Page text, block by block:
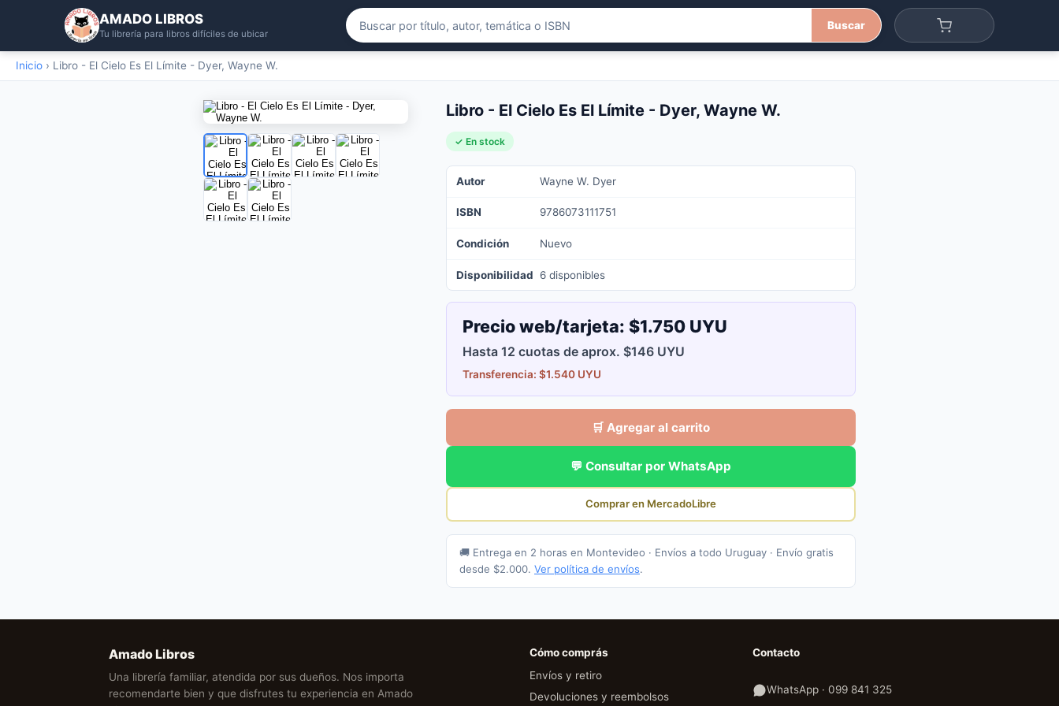
AMADO LIBROS
Tu librería para libros difíciles de ubicar
Buscar
Inicio › Libro - El Cielo Es El Límite - Dyer, Wayne W.
Libro - El Cielo Es El Límite - Dyer, Wayne W.
✓ En stock
Autor Wayne W. Dyer
ISBN 9786073111751
Condición Nuevo
Disponibilidad 6 disponibles
Precio web/tarjeta: $1.750 UYU
Hasta 12 cuotas de aprox. $146 UYU
Transferencia: $1.540 UYU
🛒 Agregar al carrito
💬 Consultar por WhatsApp
Comprar en MercadoLibre
🚚 Entrega en 2 horas en Montevideo · Envíos a todo Uruguay · Envío gratis
desde $2.000. Ver política de envíos.
Amado Libros
Una librería familiar, atendida por sus dueños. Nos importa
recomendarte bien y que disfrutes tu experiencia en Amado
Cómo comprás
Envíos y retiro
Devoluciones y reembolsos
Contacto
WhatsApp · 099 841 325